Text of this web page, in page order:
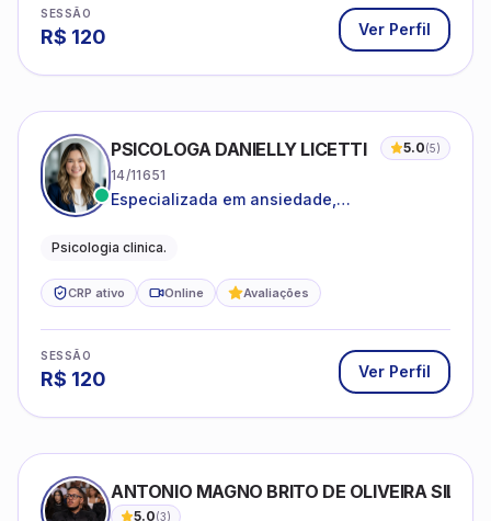
SESSÃO
R$ 120 Ver Perfil
PSICOLOGA DANIELLY LICETTI 5.0(5)
14/11651
Especializada em ansiedade,
Psicologia clinica.
CRP ativo Online Avaliações
SESSÃO
R$ 120 Ver Perfil
ANTONIO MAGNO BRITO DE OLIVEIRA SILVA
5.0(3)